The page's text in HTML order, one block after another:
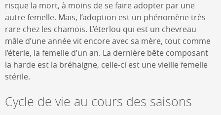
risque la mort, à moins de se faire adopter par une
autre femelle. Mais, l’adoption est un phénomène très
rare chez les chamois. L’éterlou qui est un chevreau
mâle d’une année vit encore avec sa mère, tout comme
l’éterle, la femelle d’un an. La dernière bête composant
la harde est la bréhaigne, celle-ci est une vieille femelle
stérile.
Cycle de vie au cours des saisons